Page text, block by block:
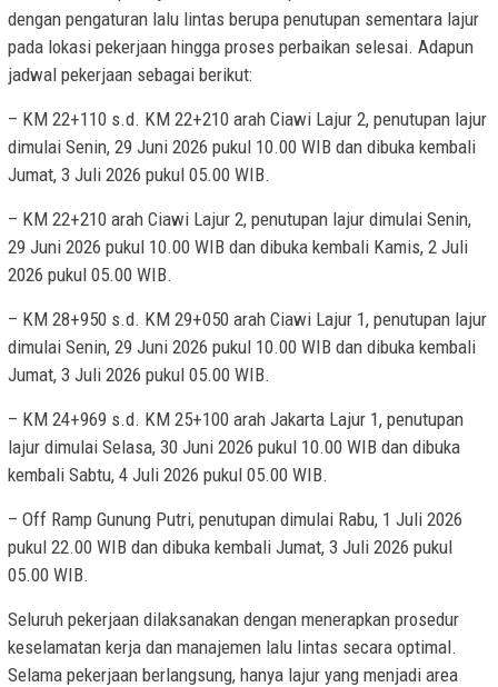
dengan pengaturan lalu lintas berupa penutupan sementara lajur
pada lokasi pekerjaan hingga proses perbaikan selesai. Adapun
jadwal pekerjaan sebagai berikut:
– KM 22+110 s.d. KM 22+210 arah Ciawi Lajur 2, penutupan lajur
dimulai Senin, 29 Juni 2026 pukul 10.00 WIB dan dibuka kembali
Jumat, 3 Juli 2026 pukul 05.00 WIB.
– KM 22+210 arah Ciawi Lajur 2, penutupan lajur dimulai Senin,
29 Juni 2026 pukul 10.00 WIB dan dibuka kembali Kamis, 2 Juli
2026 pukul 05.00 WIB.
– KM 28+950 s.d. KM 29+050 arah Ciawi Lajur 1, penutupan lajur
dimulai Senin, 29 Juni 2026 pukul 10.00 WIB dan dibuka kembali
Jumat, 3 Juli 2026 pukul 05.00 WIB.
– KM 24+969 s.d. KM 25+100 arah Jakarta Lajur 1, penutupan
lajur dimulai Selasa, 30 Juni 2026 pukul 10.00 WIB dan dibuka
kembali Sabtu, 4 Juli 2026 pukul 05.00 WIB.
– Off Ramp Gunung Putri, penutupan dimulai Rabu, 1 Juli 2026
pukul 22.00 WIB dan dibuka kembali Jumat, 3 Juli 2026 pukul
05.00 WIB.
Seluruh pekerjaan dilaksanakan dengan menerapkan prosedur
keselamatan kerja dan manajemen lalu lintas secara optimal.
Selama pekerjaan berlangsung, hanya lajur yang menjadi area